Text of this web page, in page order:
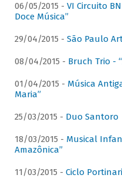
06/05/2015 - VI Circuito
Doce Música”
29/04/2015 - São Paulo
08/04/2015 - Bruch Trio -
01/04/2015 - Música
Maria”
25/03/2015 - Duo Santoro
18/03/2015 - Musical
Amazônica”
11/03/2015 - Ciclo